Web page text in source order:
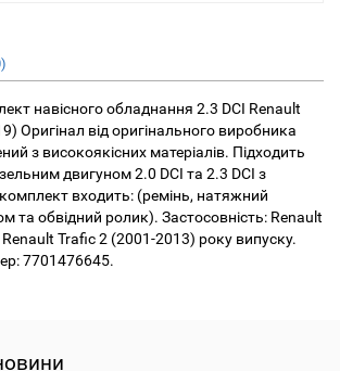
навісного обладнання 2.3 DCI Renault
Оригінал від оригінального виробника
з високоякісних матеріалів. Підходить
двигуном 2.0 DCI та 2.3 DCI з
входить: (ремінь, натяжний
та обвідний ролик). Застосовність: Renault
Trafic 2 (2001-2013) року випуску.
7701476645.